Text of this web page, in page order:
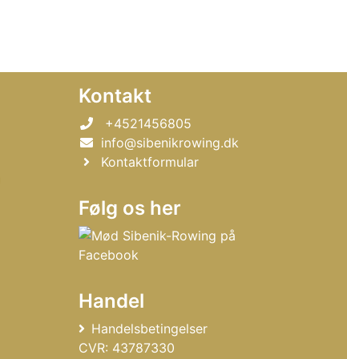
Kontakt
+4521456805
info@sibenikrowing.dk
Kontaktformular
Følg os her
Handel
Handelsbetingelser
CVR: 43787330